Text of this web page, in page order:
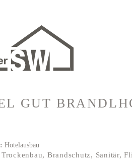
GUT
Hotelausbau
Brandschutz, Sanitär,